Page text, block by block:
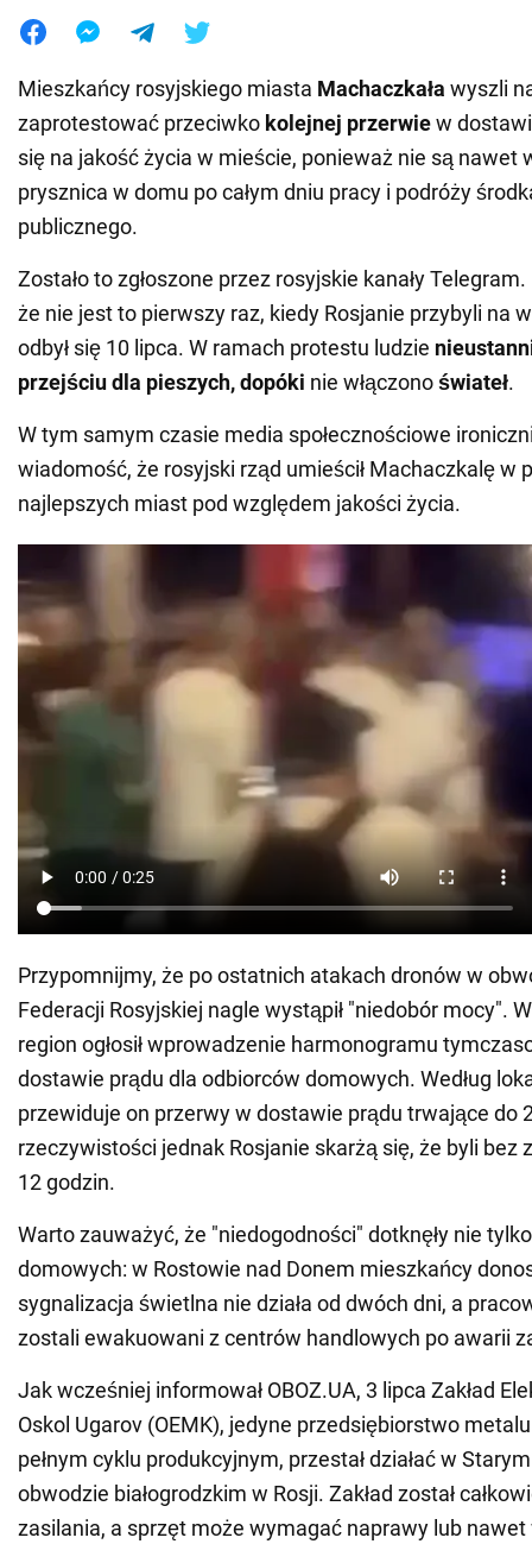
Mieszkańcy rosyjskiego miasta Machaczkała wyszli
zaprotestować przeciwko kolejnej przerwiew
się na jakość życia w mieście, ponieważ nie są nawet
prysznica w domu po całym dniu pracy i podróży
publicznego.
Zostało to zgłoszone przez rosyjskie kanały
że nie jest to pierwszy raz, kiedy Rosjanie przybyli na
odbył się 10 lipca. W ramach protestu ludzie
przejściu dla pieszych, dopóki nie włączonoświateł.
W tym samym czasie media społecznościowe
wiadomość, że rosyjski rząd umieścił Machaczkalę w
najlepszych miast pod względem jakości życia.
Przypomnijmy, że po ostatnich atakach dronów w
Federacji Rosyjskiej nagle wystąpił "niedobór mocy".
region ogłosił wprowadzenie harmonogramu
dostawie prądu dla odbiorców domowych. Według
przewiduje on przerwy w dostawie prądu trwające do
rzeczywistości jednak Rosjanie skarżą się, że byli bez
12 godzin.
Warto zauważyć, że "niedogodności" dotknęły nie
domowych: w Rostowie nad Donem mieszkańcy
sygnalizacja świetlna nie działa od dwóch dni, a
zostali ewakuowani z centrów handlowych po awarii
Jak wcześniej informował OBOZ.UA, 3 lipca Zakład
Oskol Ugarov (OEMK), jedyne przedsiębiorstwo
pełnym cyklu produkcyjnym, przestał działać w
obwodzie białogrodzkim w Rosji. Zakład został
zasilania, a sprzęt może wymagać naprawy lub